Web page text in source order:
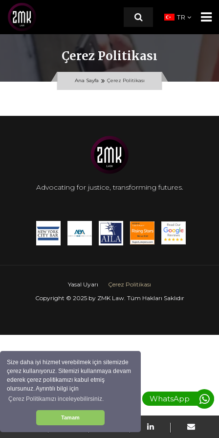
Size daha iyi hizmet verebilmek için sitemizde
çerez kullanıyoruz. Sitemizi kullanmaya devam
ederek çerez politikamızı kabul etmiş
olursunuz. Ayrıntılı bilgi için
Çerez Politikamızı inceleyebilirsiniz.
Tamam
TR
ANA SAYFA
ÇALIŞMA ALANLARI
Vaka Çalışmaları
Çerez Politikası
Ana Sayfa Çerez Politikası
Advocating for justice, transforming futures.
Yasal Uyarı
Çerez Politikası
Copyright © 2025 by ZMK Law. Tüm Hakları Saklıdır
WhatsApp